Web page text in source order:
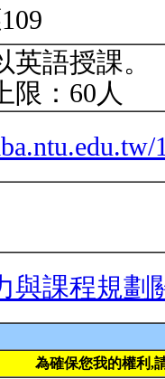
英語授課。
限：60人
與課程規劃
為確保您我的權利,